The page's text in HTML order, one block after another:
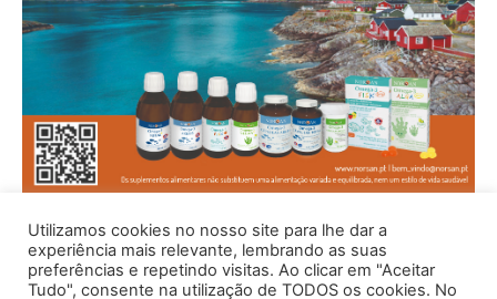
Utilizamos cookies no nosso site para lhe dar a
experiência mais relevante, lembrando as suas
preferências e repetindo visitas. Ao clicar em "Aceitar
Tudo", consente na utilização de TODOS os cookies. No